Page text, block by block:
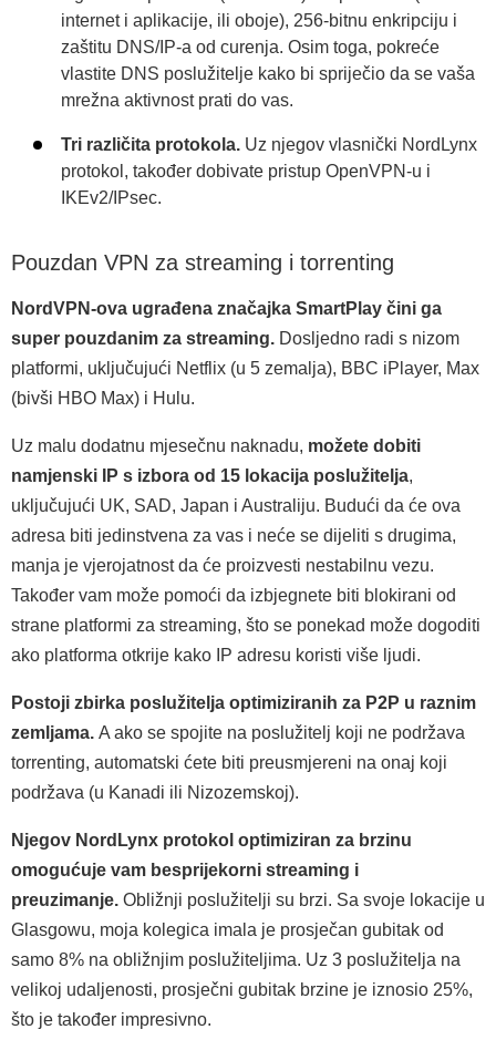
internet i aplikacije, ili oboje), 256-bitnu enkripciju i
zaštitu DNS/IP-a od curenja. Osim toga, pokreće
vlastite DNS poslužitelje kako bi spriječio da se vaša
mrežna aktivnost prati do vas.
Tri različita protokola. Uz njegov vlasnički NordLynx
protokol, također dobivate pristup OpenVPN-u i
IKEv2/IPsec.
Pouzdan VPN za streaming i torrenting
NordVPN-ova ugrađena značajka SmartPlay čini ga
super pouzdanim za streaming. Dosljedno radi s nizom
platformi, uključujući Netflix (u 5 zemalja), BBC iPlayer, Max
(bivši HBO Max) i Hulu.
Uz malu dodatnu mjesečnu naknadu, možete dobiti
namjenski IP s izbora od 15 lokacija poslužitelja,
uključujući UK, SAD, Japan i Australiju. Budući da će ova
adresa biti jedinstvena za vas i neće se dijeliti s drugima,
manja je vjerojatnost da će proizvesti nestabilnu vezu.
Također vam može pomoći da izbjegnete biti blokirani od
strane platformi za streaming, što se ponekad može dogoditi
ako platforma otkrije kako IP adresu koristi više ljudi.
Postoji zbirka poslužitelja optimiziranih za P2P u raznim
zemljama. A ako se spojite na poslužitelj koji ne podržava
torrenting, automatski ćete biti preusmjereni na onaj koji
podržava (u Kanadi ili Nizozemskoj).
Njegov NordLynx protokol optimiziran za brzinu
omogućuje vam besprijekorni streaming i
preuzimanje. Obližnji poslužitelji su brzi. Sa svoje lokacije u
Glasgowu, moja kolegica imala je prosječan gubitak od
samo 8% na obližnjim poslužiteljima. Uz 3 poslužitelja na
velikoj udaljenosti, prosječni gubitak brzine je iznosio 25%,
što je također impresivno.